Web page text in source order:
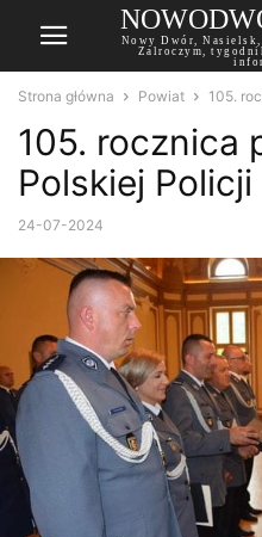
Nowy Dwór, Nasielsk,
Zalroczym,
Strona główna Powiat 105.
105. rocznica
Polskiej Policji
24-07-2024